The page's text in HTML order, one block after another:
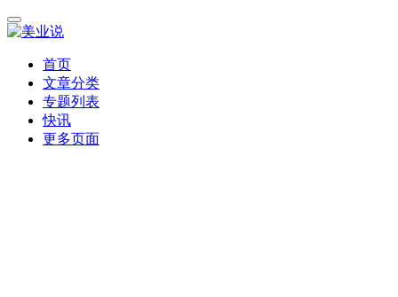
首页
文章分类
专题列表
快讯
更多页面